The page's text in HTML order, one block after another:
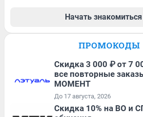
Начать знакомиться
ПРОМОКОДЫ
Скидка 3 000 ₽ от 7
все повторные
МОМЕНТ
До 17 августа, 2026
Скидка 10% на ВО и